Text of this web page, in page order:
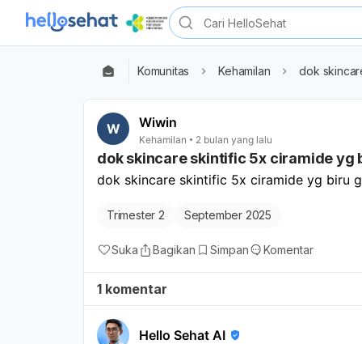
Komunitas Kehamilan dok
W Wiwin
Kehamilan 2 bulan yang lalu
dok skincare skintific 5x ciramide yg
dok skincare skintific 5x ciramide yg biru
Trimester 2 September 2025
Suka Bagikan Simpan Komentar
1 komentar
Hello Sehat AI